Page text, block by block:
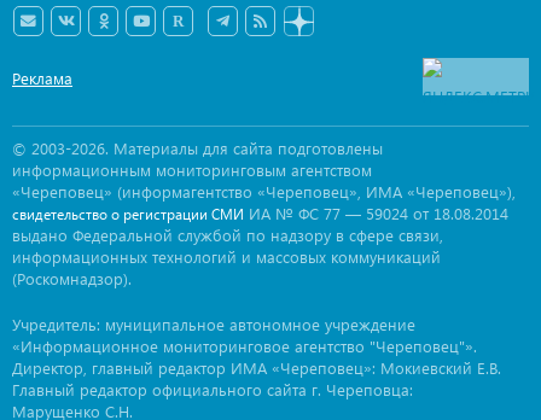
Реклама
© 2003-2026. Материалы для сайта подготовлены
информационным мониторинговым агентством
«Череповец» (информагентство «Череповец», ИМА «Череповец»),
свидетельство о регистрации СМИ ИА № ФС 77 — 59024 от 18.08.2014
выдано Федеральной службой по надзору в сфере связи,
информационных технологий и массовых коммуникаций
(Роскомнадзор).
Учредитель: муниципальное автономное учреждение
«Информационное мониторинговое агентство "Череповец"».
Директор, главный редактор ИМА «Череповец»: Мокиевский Е.В.
Главный редактор официального сайта г. Череповца:
Марущенко С.Н.